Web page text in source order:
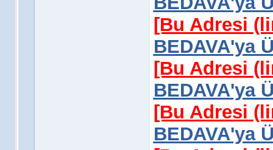
[Bu Adresi
BEDAVA'ya
[Bu Adresi
BEDAVA'ya
[Bu Adresi
BEDAVA'ya